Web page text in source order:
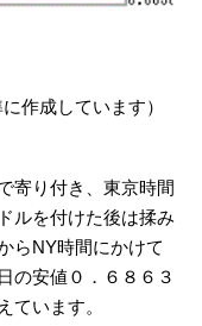
作成しています）
寄り付き、東京時間
ルを付けた後は揉み
らNY時間にかけて
の安値０．６８６３
ています。